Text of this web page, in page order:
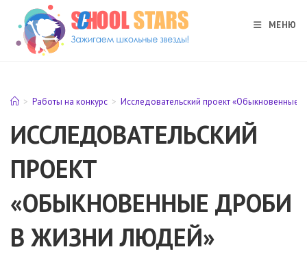
Перейти
содержимому
МЕНЮ
> Работы на конкурс > Исследовательский проект «Обыкновенные
ИССЛЕДОВАТЕЛЬСКИЙ
ПРОЕКТ
«ОБЫКНОВЕННЫЕ ДРОБИ
В ЖИЗНИ ЛЮДЕЙ»